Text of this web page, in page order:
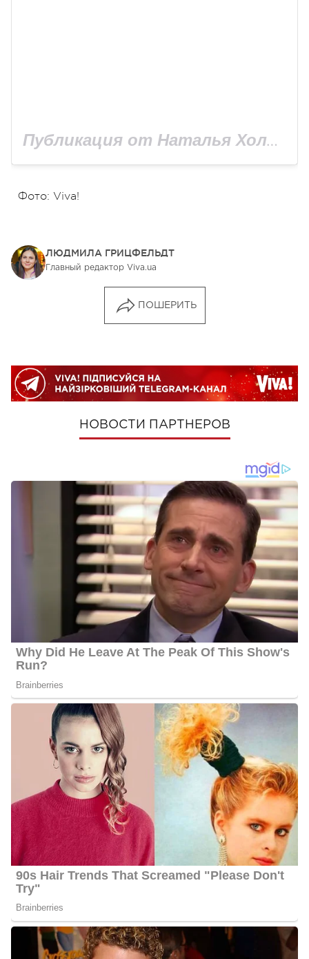
Публикация от Наталья Холоденко (@kholodenkon)
Фото: Viva!
ЛЮДМИЛА ГРИЦФЕЛЬДТ
Главный редактор Viva.ua
ПОШЕРИТЬ
НОВОСТИ ПАРТНЕРОВ